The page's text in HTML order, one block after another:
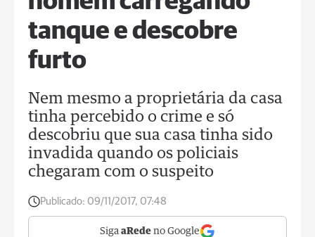
tanque e descobre
furto
Nem mesmo a proprietária da casa
tinha percebido o crime e só
descobriu que sua casa tinha sido
invadida quando os policiais
chegaram com o suspeito
Publicado: 09/11/2017, 07:48
Siga aRede no Google